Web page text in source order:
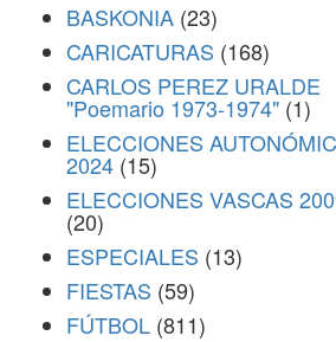
BASKONIA (23)
CARICATURAS (168)
CARLOS PEREZ URALDE
"Poemario 1973-1974" (1)
ELECCIONES
2024 (15)
ELECCIONES VASCAS
(20)
ESPECIALES (13)
FIESTAS (59)
FÚTBOL (811)